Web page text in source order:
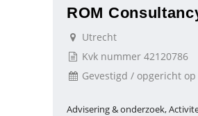
ROM
Utrecht
Kvk nummer 42120786
Gevestigd / opgericht op
Advisering & onderzoek,